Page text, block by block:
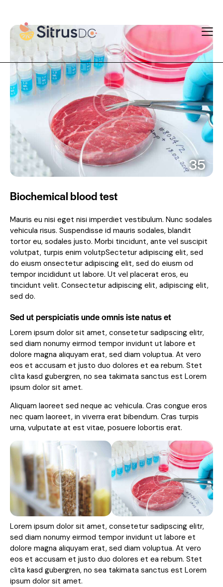
35
Biochemical blood test
Mauris eu nisi eget nisi imperdiet vestibulum. Nunc sodales
vehicula risus. Suspendisse id mauris sodales, blandit
tortor eu, sodales justo. Morbi tincidunt, ante vel suscipit
volutpat, turpis enim volutpSectetur adipiscing elit, sed
do eiusm onsectetur adipiscing elit, sed do eiusm od
tempor incididunt ut labore. Ut vel placerat eros, eu
tincidunt velit. Consectetur adipiscing elit, adipiscing elit,
sed do.
Sed ut perspiciatis unde omnis iste natus et
Lorem ipsum dolor sit amet, consetetur sadipscing elitr,
sed diam nonumy eirmod tempor invidunt ut labore et
dolore magna aliquyam erat, sed diam voluptua. At vero
eos et accusam et justo duo dolores et ea rebum. Stet
clita kasd gubergren, no sea takimata sanctus est Lorem
ipsum dolor sit amet.
Aliquam laoreet sed neque ac vehicula. Cras congue eros
nec quam laoreet, in viverra erat bibendum. Cras turpis
urna, vulputate at est vitae, posuere lobortis erat.
Lorem ipsum dolor sit amet, consetetur sadipscing elitr,
sed diam nonumy eirmod tempor invidunt ut labore et
dolore magna aliquyam erat, sed diam voluptua. At vero
eos et accusam et justo duo dolores et ea rebum. Stet
clita kasd gubergren, no sea takimata sanctus est Lorem
ipsum dolor sit amet.